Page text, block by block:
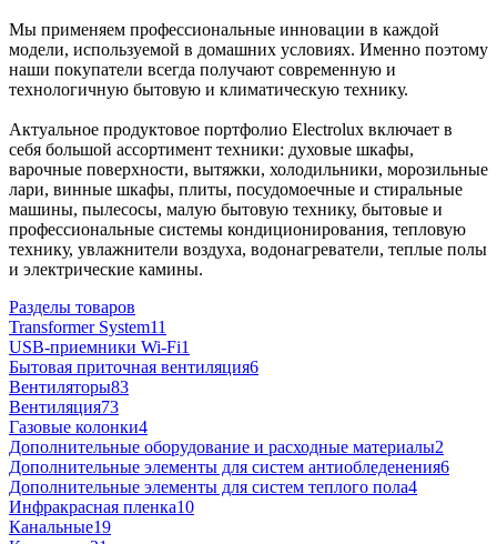
Мы применяем профессиональные инновации в каждой
модели, используемой в домашних условиях. Именно поэтому
наши покупатели всегда получают современную и
технологичную бытовую и климатическую технику.
Актуальное продуктовое портфолио Electrolux включает в
себя большой ассортимент техники: духовые шкафы,
варочные поверхности, вытяжки, холодильники, морозильные
лари, винные шкафы, плиты, посудомоечные и стиральные
машины, пылесосы, малую бытовую технику, бытовые и
профессиональные системы кондиционирования, тепловую
технику, увлажнители воздуха, водонагреватели, теплые полы
и электрические камины.
Разделы товаров
Transformer System11
USB-приемники Wi-Fi1
Бытовая приточная вентиляция6
Вентиляторы83
Вентиляция73
Газовые колонки4
Дополнительные оборудование и расходные материалы2
Дополнительные элементы для систем антиобледенения6
Дополнительные элементы для систем теплого пола4
Инфракрасная пленка10
Канальные19